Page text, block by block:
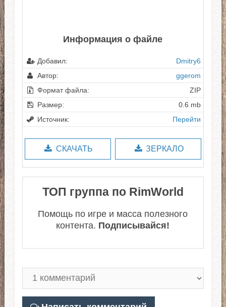
Информация о файле
Добавил:
Dmitry6
Автор:
ggerom
Формат файла:
ZIP
Размер:
0.6 mb
Источник:
Перейти
СКАЧАТЬ ЗЕРКАЛО
ТОП группа по RimWorld
Помощь по игре и масса полезного
контента. Подписывайся!